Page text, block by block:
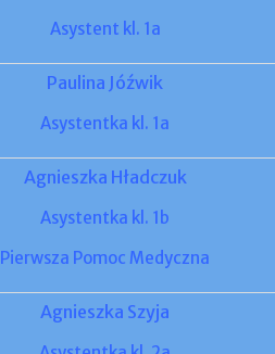
Asystent kl. 1a
Paulina Jóźwik
Asystentka kl. 1a
Agnieszka Hładczuk
Asystentka kl. 1b
Pierwsza Pomoc Medyczna
Agnieszka Szyja